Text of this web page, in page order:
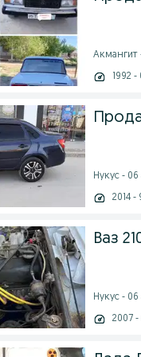
Акмангит
1992 -
Нукус - 06
2014 -
Ваз
Нукус - 06
2007 -